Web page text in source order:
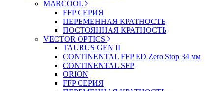
MARCOOL
FFP СЕРИЯ
ПЕРЕМЕННАЯ КРАТНОСТЬ
ПОСТОЯННАЯ КРАТНОСТЬ
VECTOR OPTICS
TAURUS GEN II
CONTINENTAL FFP ED Zero Stop 34 мм
CONTINENTAL SFP
ORION
FFP СЕРИЯ